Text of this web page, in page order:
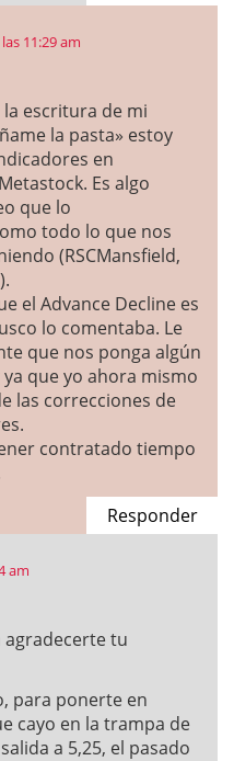
11:29 am
escritura de mi
la pasta» estoy
en
Es algo
que lo
todo lo que nos
(RSCMansfield,
el Advance Decline es
lo comentaba. Le
que nos ponga algún
que yo ahora mismo
las correcciones de
contratado tiempo
Responder
am
tu
para ponerte en
cayo en la trampa de
a 5,25, el pasado